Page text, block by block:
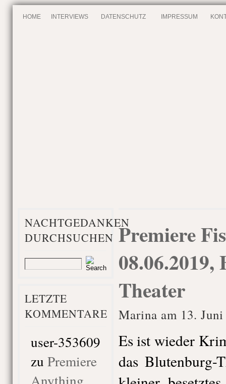
HOME INTERVIEWS DATENSCHUTZ IMPRESSUM
NACHTGEDANKEN
DURCHSUCHEN
LETZTE
KOMMENTARE
user-353609
zu Premiere
Anything
Premiere
Theater
Marina am 13.
Es ist wieder
das Blutenburg-